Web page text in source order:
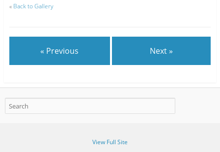
« Back to Gallery
« Previous Next »
View Full Site